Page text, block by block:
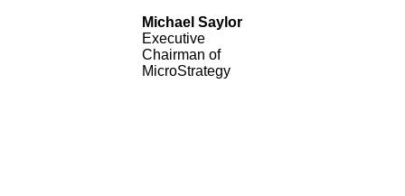
Michael Saylor
Executive
Chairman of
MicroStrategy